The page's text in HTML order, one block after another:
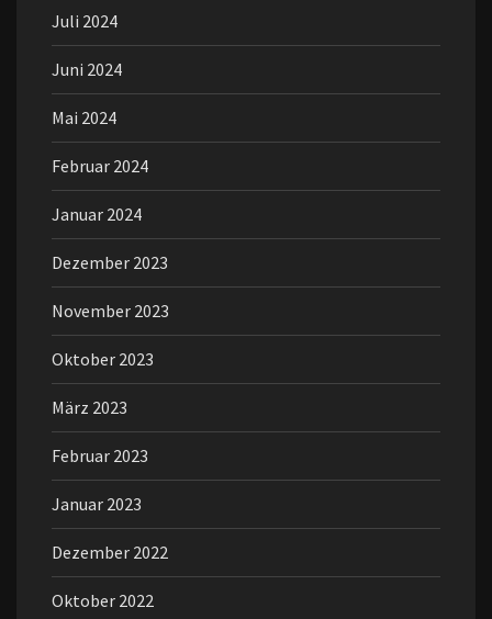
Juli 2024
Juni 2024
Mai 2024
Februar 2024
Januar 2024
Dezember 2023
November 2023
Oktober 2023
März 2023
Februar 2023
Januar 2023
Dezember 2022
Oktober 2022